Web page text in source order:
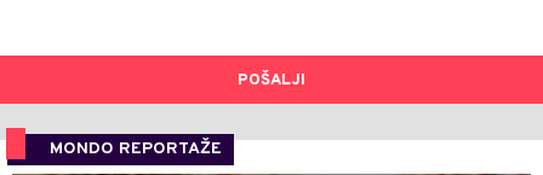
POŠALJI
MONDO REPORTAŽE